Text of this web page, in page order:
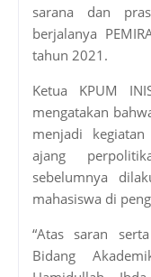
sarana dan
berjalanya
tahun 2021.
Ketua KPUM
mengatakan
menjadi
ajang
sebelumnya
mahasiswa di
“Atas saran
Bidang